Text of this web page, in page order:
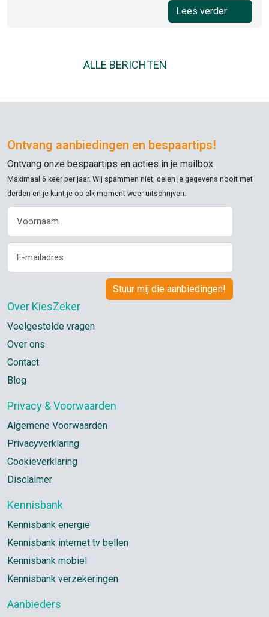
Lees verder
ALLE BERICHTEN
Ontvang aanbiedingen en bespaartips!
Ontvang onze bespaartips en acties in je mailbox.
Maximaal 6 keer per jaar. Wij spammen niet, delen je gegevens nooit met
derden en je kunt je op elk moment weer uitschrijven.
Over KiesZeker
Veelgestelde vragen
Over ons
Contact
Blog
Privacy & Voorwaarden
Algemene Voorwaarden
Privacyverklaring
Cookieverklaring
Disclaimer
Kennisbank
Kennisbank energie
Kennisbank internet tv bellen
Kennisbank mobiel
Kennisbank verzekeringen
Aanbieders